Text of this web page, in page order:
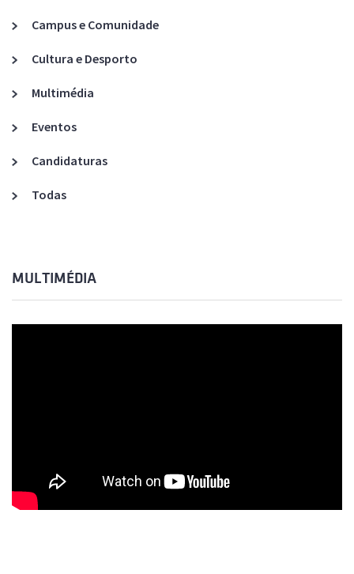
Campus e Comunidade
Cultura e Desporto
Multimédia
Eventos
Candidaturas
Todas
MULTIMÉDIA